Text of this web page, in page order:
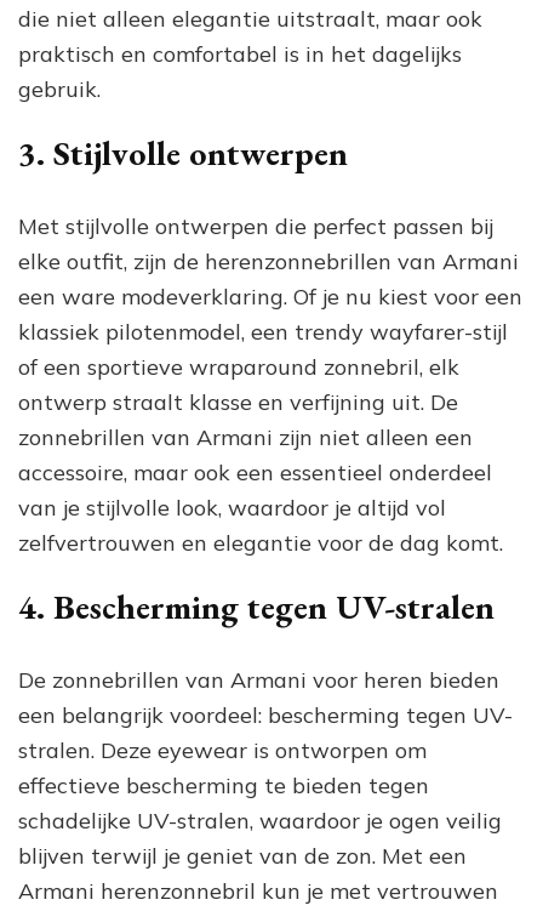
die niet alleen elegantie uitstraalt, maar ook
praktisch en comfortabel is in het dagelijks
gebruik.
3. Stijlvolle ontwerpen
Met stijlvolle ontwerpen die perfect passen bij
elke outfit, zijn de herenzonnebrillen van Armani
een ware modeverklaring. Of je nu kiest voor een
klassiek pilotenmodel, een trendy wayfarer-stijl
of een sportieve wraparound zonnebril, elk
ontwerp straalt klasse en verfijning uit. De
zonnebrillen van Armani zijn niet alleen een
accessoire, maar ook een essentieel onderdeel
van je stijlvolle look, waardoor je altijd vol
zelfvertrouwen en elegantie voor de dag komt.
4. Bescherming tegen UV-stralen
De zonnebrillen van Armani voor heren bieden
een belangrijk voordeel: bescherming tegen UV-
stralen. Deze eyewear is ontworpen om
effectieve bescherming te bieden tegen
schadelijke UV-stralen, waardoor je ogen veilig
blijven terwijl je geniet van de zon. Met een
Armani herenzonnebril kun je met vertrouwen